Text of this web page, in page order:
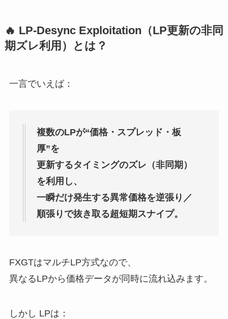
🔥 LP-Desync Exploitation（LP更新の非同
期ズレ利用）とは？
一言でいえば：
複数のLPが“価格・スプレッド・板
厚”を
更新するタイミングのズレ（非同期）
を利用し、
一瞬だけ発生する異常価格を逆張り／
順張りで抜き取る超短期スナイプ。
FXGTはマルチLP方式なので、
異なるLPから価格データが同時に流れ込みます。
しかし LPは：